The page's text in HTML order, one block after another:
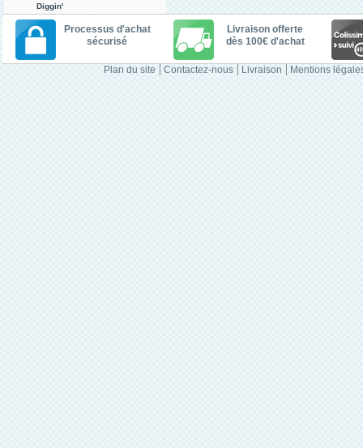
Diggin'
Processus d'achat
sécurisé
Livraison offerte
dès 100€ d'achat
Plan du site Contactez-nous Livraison Mentions